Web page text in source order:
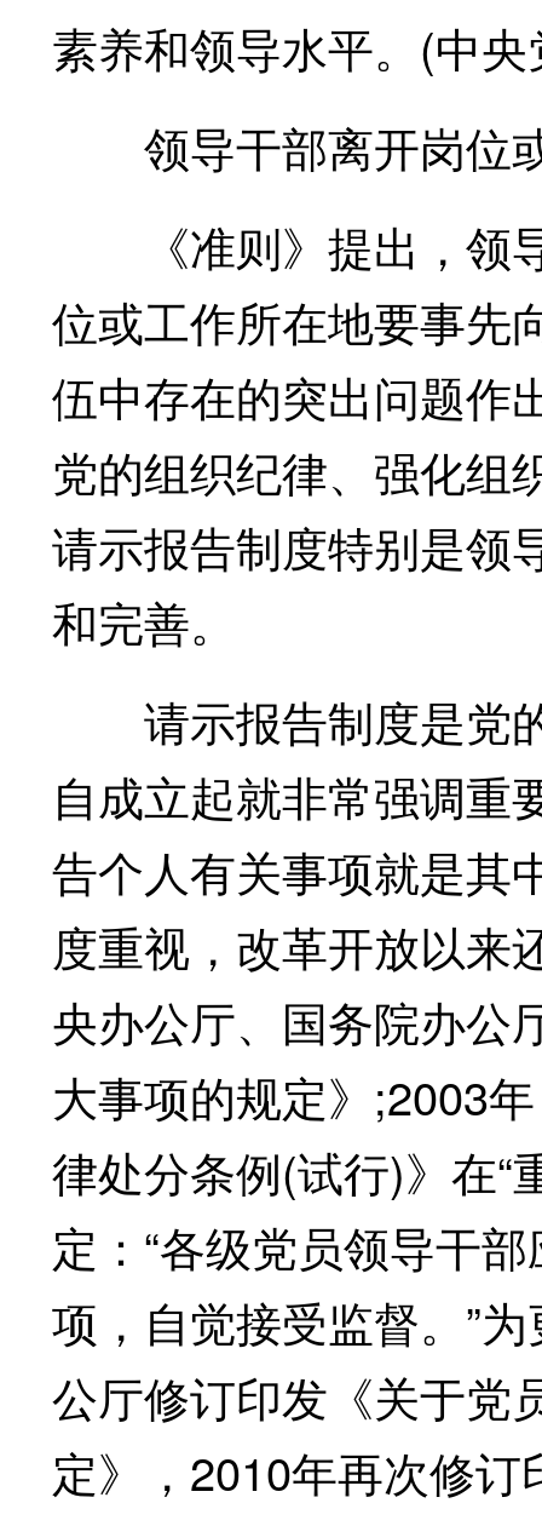
素养和领导水平。(中
领导干部离开岗位
《准则》提出，领导
位或工作所在地要事先
伍中存在的突出问题作
党的组织纪律、强化组
请示报告制度特别是领
和完善。
请示报告制度是党
自成立起就非常强调重
告个人有关事项就是其
度重视，改革开放以来
央办公厅、国务院办公
大事项的规定》;2003
律处分条例(试行)》在“
定：“各级党员领导干
项，自觉接受监督。”
公厅修订印发《关于党
定》，2010年再次修